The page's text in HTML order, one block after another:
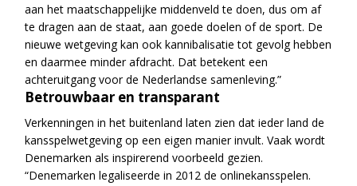
aan het maatschappelijke middenveld te doen, dus om af
te dragen aan de staat, aan goede doelen of de sport. De
nieuwe wetgeving kan ook kannibalisatie tot gevolg hebben
en daarmee minder afdracht. Dat betekent een
achteruitgang voor de Nederlandse samenleving.”
Betrouwbaar en transparant
Verkenningen in het buitenland laten zien dat ieder land de
kansspelwetgeving op een eigen manier invult. Vaak wordt
Denemarken als inspirerend voorbeeld gezien.
“Denemarken legaliseerde in 2012 de onlinekansspelen.